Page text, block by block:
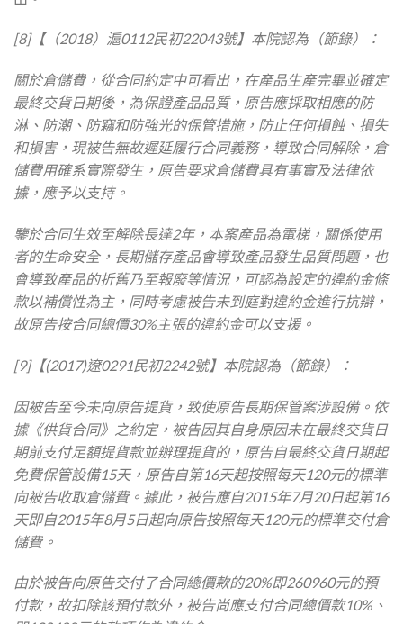
[8]【（2018）滬0112民初22043號】本院認為（節錄）：
關於倉儲費，從合同約定中可看出，在產品生產完畢並確定
最終交貨日期後，為保證產品品質，原告應採取相應的防
淋、防潮、防竊和防強光的保管措施，防止任何損蝕、損失
和損害，現被告無故遲延履行合同義務，導致合同解除，倉
儲費用確系實際發生，原告要求倉儲費具有事實及法律依
據，應予以支持。
鑒於合同生效至解除長達2年，本案產品為電梯，關係使用
者的生命安全，長期儲存產品會導致產品發生品質問題，也
會導致產品的折舊乃至報廢等情況，可認為設定的違約金條
款以補償性為主，同時考慮被告未到庭對違約金進行抗辯，
故原告按合同總價30%主張的違約金可以支援。
[9]【(2017)遼0291民初2242號】本院認為（節錄）：
因被告至今未向原告提貨，致使原告長期保管案涉設備。依
據《供貨合同》之約定，被告因其自身原因未在最終交貨日
期前支付足額提貨款並辦理提貨的，原告自最終交貨日期起
免費保管設備15天，原告自第16天起按照每天120元的標準
向被告收取倉儲費。據此，被告應自2015年7月20日起第16
天即自2015年8月5日起向原告按照每天120元的標準交付倉
儲費。
由於被告向原告交付了合同總價款的20%即260960元的預
付款，故扣除該預付款外，被告尚應支付合同總價款10%、